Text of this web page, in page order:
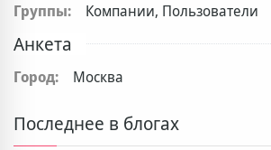
Группы:
Компании, Пользователи
Анкета
Город: Москва
Последнее в блогах